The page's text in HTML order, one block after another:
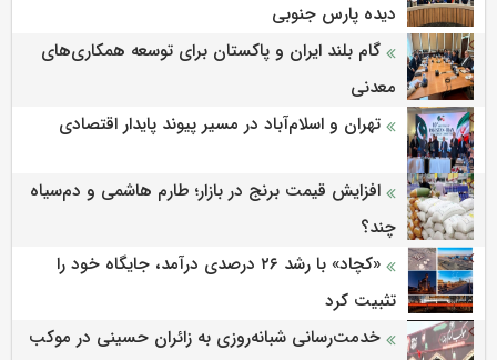
دیده پارس جنوبی
گام بلند ایران و پاکستان برای توسعه همکاری‌های
معدنی
تهران و اسلام‌آباد در مسیر پیوند پایدار اقتصادی
افزایش قیمت برنج در بازار؛ طارم هاشمی و دم‌سیاه
چند؟
«کچاد» با رشد ۲۶ درصدی درآمد، جایگاه خود را
تثبیت کرد
خدمت‌رسانی شبانه‌روزی به زائران حسینی در موکب